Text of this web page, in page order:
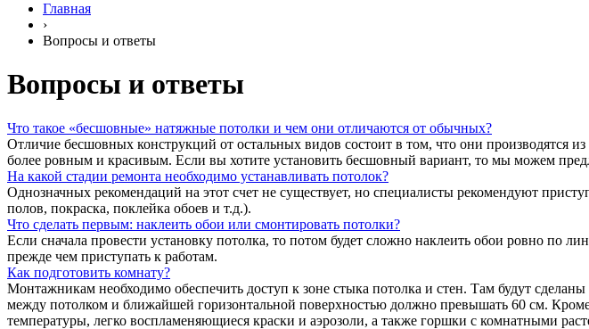
Главная
›
Вопросы и ответы
Вопросы и ответы
Что такое «бесшовные» натяжные потолки и чем они отличаются от обычных?
Отличие бесшовных конструкций от остальных видов состоит в том, что они производятся
более ровным и красивым. Если вы хотите установить бесшовный вариант, то мы можем
На какой стадии ремонта необходимо устанавливать потолок?
Однозначных рекомендаций на этот счет не существует, но специалисты рекомендуют
полов, покраска, поклейка обоев и т.д.).
Что сделать первым: наклеить обои или смонтировать потолки?
Если сначала провести установку потолка, то потом будет сложно наклеить обои ровно по
прежде чем приступать к работам.
Как подготовить комнату?
Монтажникам необходимо обеспечить доступ к зоне стыка потолка и стен. Там будут
между потолком и ближайшей горизонтальной поверхностью должно превышать 60 см.
температуры, легко воспламеняющиеся краски и аэрозоли, а также горшки с комнатными